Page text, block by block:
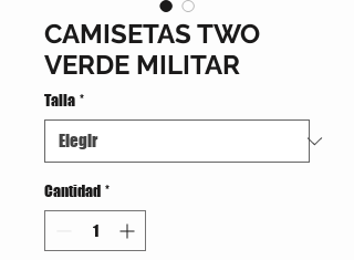
CAMISETAS TWO
VERDE MILITAR
Talla *
Cantidad *